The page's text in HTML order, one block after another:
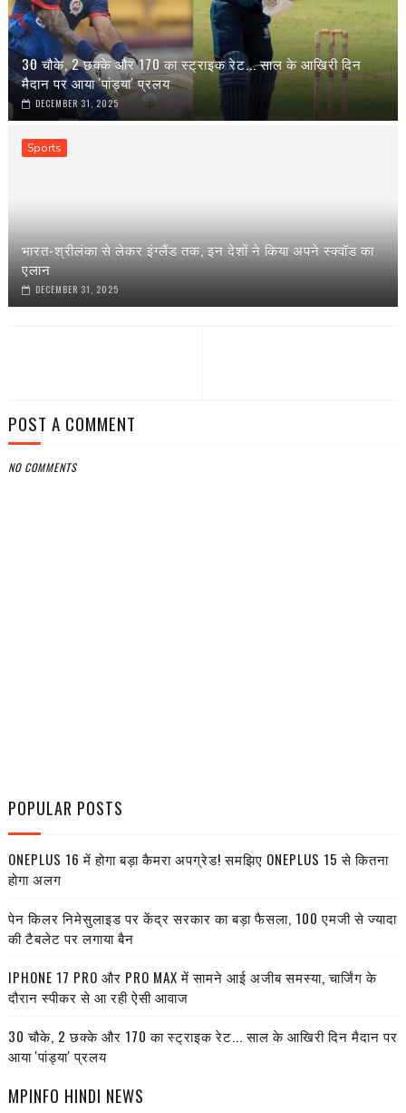
30 चौके, 2 छक्के और 170 का स्ट्राइक रेट... साल के आखिरी दिन
मैदान पर आया 'पांड्या' प्रलय
DECEMBER 31, 2025
Sports
भारत-श्रीलंका से लेकर इंग्‍लैंड तक, इन देशों ने किया अपने स्‍क्वॉड का
एलान
DECEMBER 31, 2025
POST A COMMENT
NO COMMENTS
POPULAR POSTS
ONEPLUS 16 में होगा बड़ा कैमरा अपग्रेड! समझिए ONEPLUS 15 से कितना
होगा अलग
पेन किलर निमेसुलाइड पर केंद्र सरकार का बड़ा फैसला, 100 एमजी से ज्यादा
की टैबलेट पर लगाया बैन
IPHONE 17 PRO और PRO MAX में सामने आई अजीब समस्या, चार्जिंग के
दौरान स्पीकर से आ रही ऐसी आवाज
30 चौके, 2 छक्के और 170 का स्ट्राइक रेट... साल के आखिरी दिन मैदान पर
आया 'पांड्या' प्रलय
MPINFO HINDI NEWS